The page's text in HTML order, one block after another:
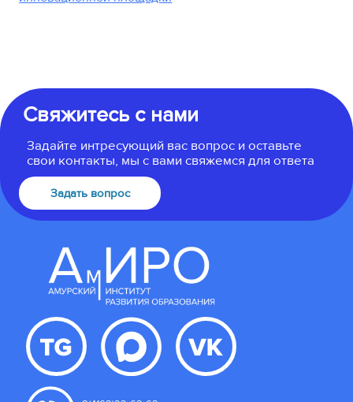
Свяжитесь с нами
Задайте интресующий вас вопрос и оставьте
свои контакты, мы с вами свяжемся для ответа
Задать вопрос